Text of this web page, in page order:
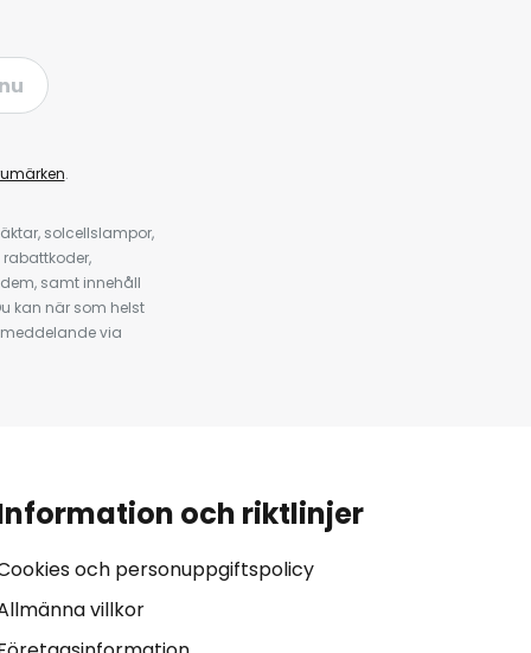
.
solcellslampor,
samt innehåll
kan när som helst
via
och riktlinjer
och personuppgiftspolicy
villkor